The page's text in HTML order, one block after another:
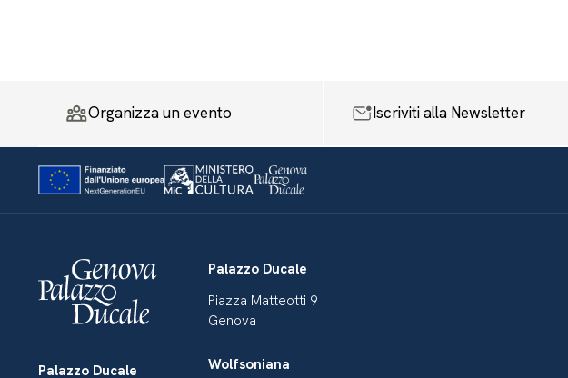
Organizza un evento Iscriviti alla Newsletter
Palazzo Ducale
Palazzo Ducale
Piazza Matteotti 9
Genova
Wolfsoniana